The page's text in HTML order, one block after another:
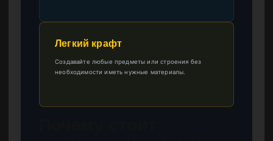
Легкий крафт
Создавайте любые предметы или строения без
необходимости иметь нужные материалы.